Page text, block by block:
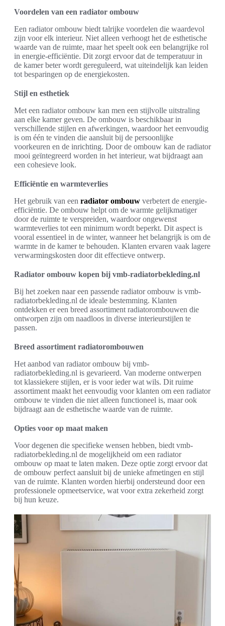
Voordelen van een radiator ombouw
Een radiator ombouw biedt talrijke voordelen die waardevol
zijn voor elk interieur. Niet alleen verhoogt het de esthetische
waarde van de ruimte, maar het speelt ook een belangrijke rol
in energie-efficiëntie. Dit zorgt ervoor dat de temperatuur in
de kamer beter wordt gereguleerd, wat uiteindelijk kan leiden
tot besparingen op de energiekosten.
Stijl en esthetiek
Met een radiator ombouw kan men een stijlvolle uitstraling
aan elke kamer geven. De ombouw is beschikbaar in
verschillende stijlen en afwerkingen, waardoor het eenvoudig
is om één te vinden die aansluit bij de persoonlijke
voorkeuren en de inrichting. Door de ombouw kan de radiator
mooi geïntegreerd worden in het interieur, wat bijdraagt aan
een cohesieve look.
Efficiëntie en warmteverlies
Het gebruik van een radiator ombouw verbetert de energie-
efficiëntie. De ombouw helpt om de warmte gelijkmatiger
door de ruimte te verspreiden, waardoor ongewenst
warmteverlies tot een minimum wordt beperkt. Dit aspect is
vooral essentieel in de winter, wanneer het belangrijk is om de
warmte in de kamer te behouden. Klanten ervaren vaak lagere
verwarmingskosten door dit effectieve ontwerp.
Radiator ombouw kopen bij vmb-radiatorbekleding.nl
Bij het zoeken naar een passende radiator ombouw is vmb-
radiatorbekleding.nl de ideale bestemming. Klanten
ontdekken er een breed assortiment radiatorombouwen die
ontworpen zijn om naadloos in diverse interieurstijlen te
passen.
Breed assortiment radiatorombouwen
Het aanbod van radiator ombouw bij vmb-
radiatorbekleding.nl is gevarieerd. Van moderne ontwerpen
tot klassiekere stijlen, er is voor ieder wat wils. Dit ruime
assortiment maakt het eenvoudig voor klanten om een radiator
ombouw te vinden die niet alleen functioneel is, maar ook
bijdraagt aan de esthetische waarde van de ruimte.
Opties voor op maat maken
Voor degenen die specifieke wensen hebben, biedt vmb-
radiatorbekleding.nl de mogelijkheid om een radiator
ombouw op maat te laten maken. Deze optie zorgt ervoor dat
de ombouw perfect aansluit bij de unieke afmetingen en stijl
van de ruimte. Klanten worden hierbij ondersteund door een
professionele opmeetservice, wat voor extra zekerheid zorgt
bij hun keuze.